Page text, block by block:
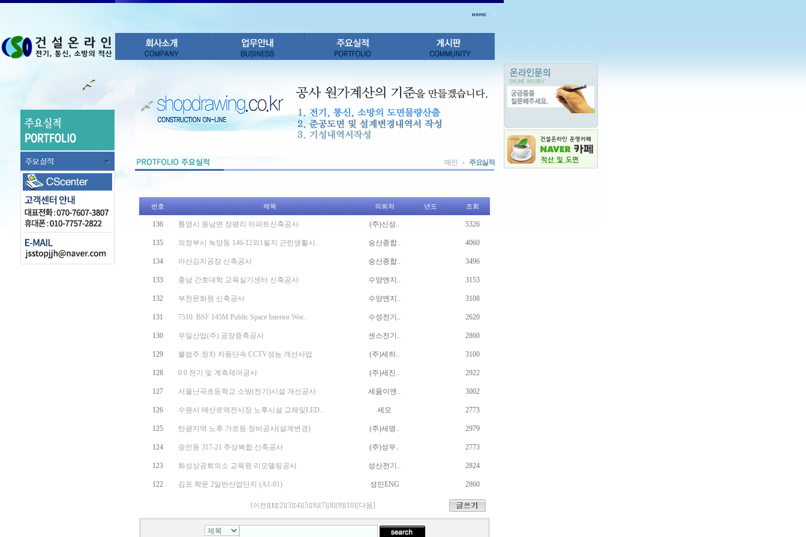
메인 주요실적
번호 제목 의뢰처 년도 조회
136 통영시 용남면 장평리 아파트신축공사 (주)신성.. 5326
135 의정부시 녹양동 146-12외1필지 근린생활시.. 숭산종합.. 4060
134 아산김치공장 신축공사 숭산종합.. 3496
133 충남 간호대학 교육실기센터 신축공사 수양엔지.. 3153
132 부천문화원 신축공사 수양엔지.. 3108
131 7510. BSF 145M Public Space Interior Wor.. 수성전기.. 2620
130 우일산업(주) 공장증축공사 센스전기.. 2860
129 불법주.정차 자동단속 CCTV성능 개선사업 (주)세하.. 3100
128 0 0 전기 및 계측제어공사 (주)세진.. 2922
127 서울난곡초등학교 소방(전기)시설 개선공사 세움이앤.. 3002
126 수원시 매산로역전시장 노후시설 교체및LED.. 세모 2773
125 탄광지역 노후 가로등 정비공사(설계변경) (주)세명.. 2979
124 숭인동 317-21 주상복합 신축공사 (주)성우.. 2773
123 화성상공회의소 교육원 리모델링공사 성산전기.. 2824
122 김포 학운 2일반산업단지 (A1-01) 성민ENG 2860
[이전][1][2][3][4][5][6][7][8][9][10] [다음]